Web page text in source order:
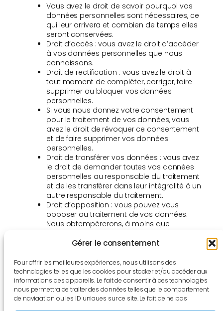
Gérer le consentement
Pour offrir les meilleures expériences, nous utilisons des
technologies telles que les cookies pour stocker et/ou accéder aux
informations des appareils. Le fait de consentir à ces technologies
nous permettra de traiter des données telles que le comportement
de navigation ou les ID uniques sur ce site. Le fait de ne pas
Vous avez le droit de savoir pourquoi vos
données personnelles sont nécessaires, ce
qui leur arrivera et combien de temps elles
seront conservées.
Droit d’accès : vous avez le droit d’accéder
à vos données personnelles que nous
connaissons.
Droit de rectification : vous avez le droit à
tout moment de compléter, corriger, faire
supprimer ou bloquer vos données
personnelles.
Si vous nous donnez votre consentement
pour le traitement de vos données, vous
avez le droit de révoquer ce consentement
et de faire supprimer vos données
personnelles.
Droit de transférer vos données : vous avez
le droit de demander toutes vos données
personnelles au responsable du traitement
et de les transférer dans leur intégralité à un
autre responsable du traitement.
Droit d’opposition : vous pouvez vous
opposer au traitement de vos données.
Nous obtempérerons, à moins que
vous êtes, afin que nous puissions être certains de
ne pas modifier ni supprimer les données de la
mauvaise personne.
8. Déposer une plainte